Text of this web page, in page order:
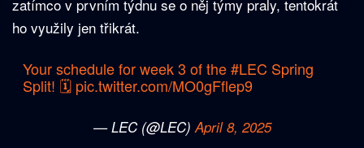
zatímco v prvním týdnu se o něj týmy praly, tentokrát
ho využily jen třikrát.
Your schedule for week 3 of the#LEC Spring
Split! 🗓️ pic.twitter.com/MO0gFflep9
— LEC (@LEC)April 8, 2025